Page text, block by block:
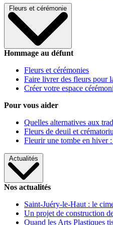
Fleurs et cérémonie
Hommage au défunt
Fleurs et cérémonies
Faire livrer des fleurs pour
Créer votre espace
Pour vous aider
Quelles alternatives aux
Fleurs de deuil et
Fleurir une tombe en hiver
Actualités
Nos actualités
Saint-Juéry-le-Haut : le
Un projet de construction
Quand les Arts Plastiques